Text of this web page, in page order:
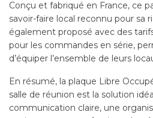
Conçu et fabriqué en France, ce
savoir-faire local reconnu pour sa
également proposé avec des
pour les commandes en série,
d’équiper l’ensemble de leurs
En résumé, la plaque Libre
salle de réunion est la solution
communication claire, une